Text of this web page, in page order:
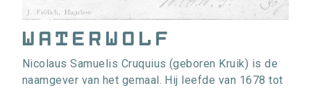
Waterwolf
Nicolaus Samuelis Cruquius (geboren Kruik) is de
naamgever van het gemaal. Hij leefde van 1678 tot